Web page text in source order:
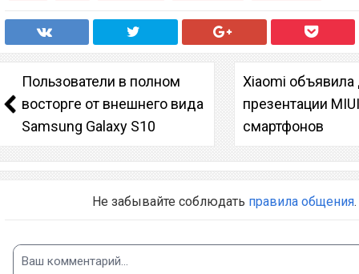
Пользователи в полном
восторге от внешнего вида
Samsung Galaxy S10
Xiaomi объявила
презентации
смартфонов
Не забывайте соблюдать правила общения.